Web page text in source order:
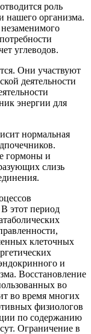
роль
нашего организма.
углеводов.
Они участвуют
деятельности
энергии для
нормальная
гормоны и
слизь
этот период
клеточных
и
Восстановление
во
во время многих
физиологов
по содержанию
Ограничение в